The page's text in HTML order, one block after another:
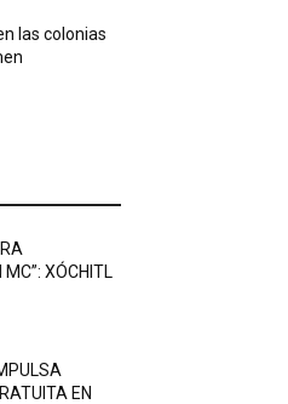
las colonias
XÓCHITL
EN